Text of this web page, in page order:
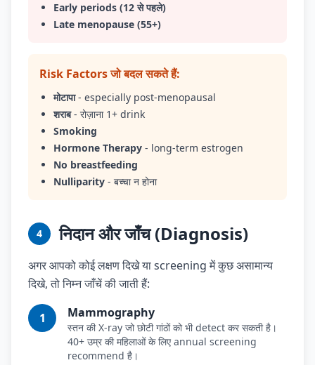
Early periods (12 से पहले)
Late menopause (55+)
Risk Factors जो बदल सकते हैं:
मोटापा- especially post-menopausal
शराब- रोज़ाना 1+ drink
Smoking
Hormone Therapy - long-term estrogen
No breastfeeding
Nulliparity - बच्चा न होना
4 निदान और जाँच (Diagnosis)
अगर आपको कोई लक्षण दिखे या screening में कुछ असामान्य
दिखे, तो निम्न जाँचें की जाती हैं:
1 Mammography
स्तन की X-ray जो छोटी गांठों को भी detect कर सकती है।
40+ उम्र की महिलाओं के लिए annual screening
recommend है।